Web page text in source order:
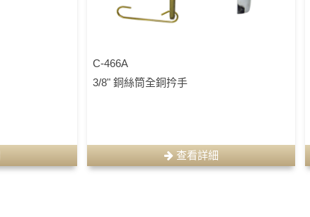
C-466A
3/8" 銅絲筒全銅扲手
查看詳細